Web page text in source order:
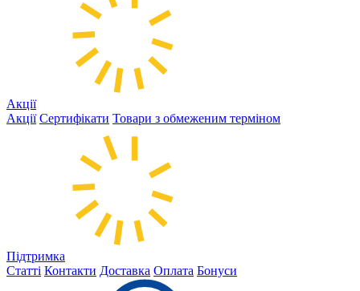
Акції
Акції Сертифікати Товари з обмеженим терміном
Підтримка
Статті Контакти Доставка Оплата Бонуси